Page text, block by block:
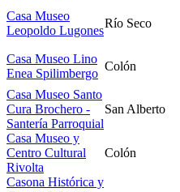
Casa Museo
Leopoldo Lugones
Río Seco
Casa Museo Lino
Enea Spilimbergo
Colón
Casa Museo Santo
Cura Brochero -
Santería Parroquial
San Alberto
Casa Museo y
Centro Cultural
Rivolta
Colón
Casona Histórica y